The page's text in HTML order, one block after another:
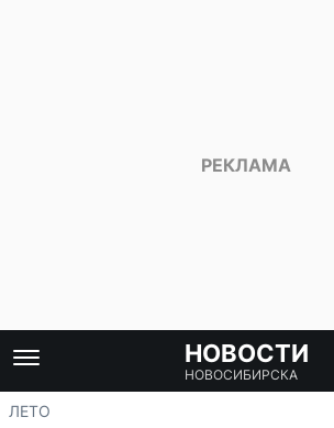
НОВОСТИ
НОВОСИБИРСКА
ЛЕТО